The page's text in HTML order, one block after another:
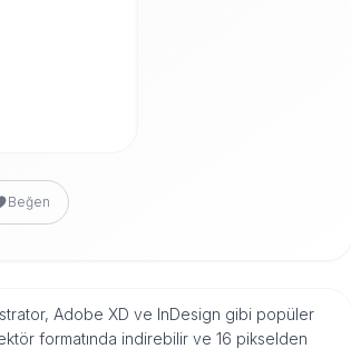
Beğen
Adobe XD ve InDesign gibi popüler
formatında indirebilir ve 16 pikselden